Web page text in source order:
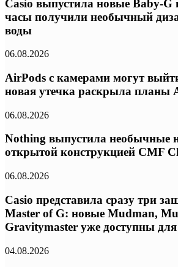
Casio выпустила новые Baby-G
часы получили необычный
воды
06.08.2026
AirPods с камерами могут
новая утечка раскрыла планы
06.08.2026
Nothing выпустила необычные
открытой конструкцией CMF
06.08.2026
Casio представила сразу три
Master of G: новые Mudman,
Gravitymaster уже доступны для
04.08.2026